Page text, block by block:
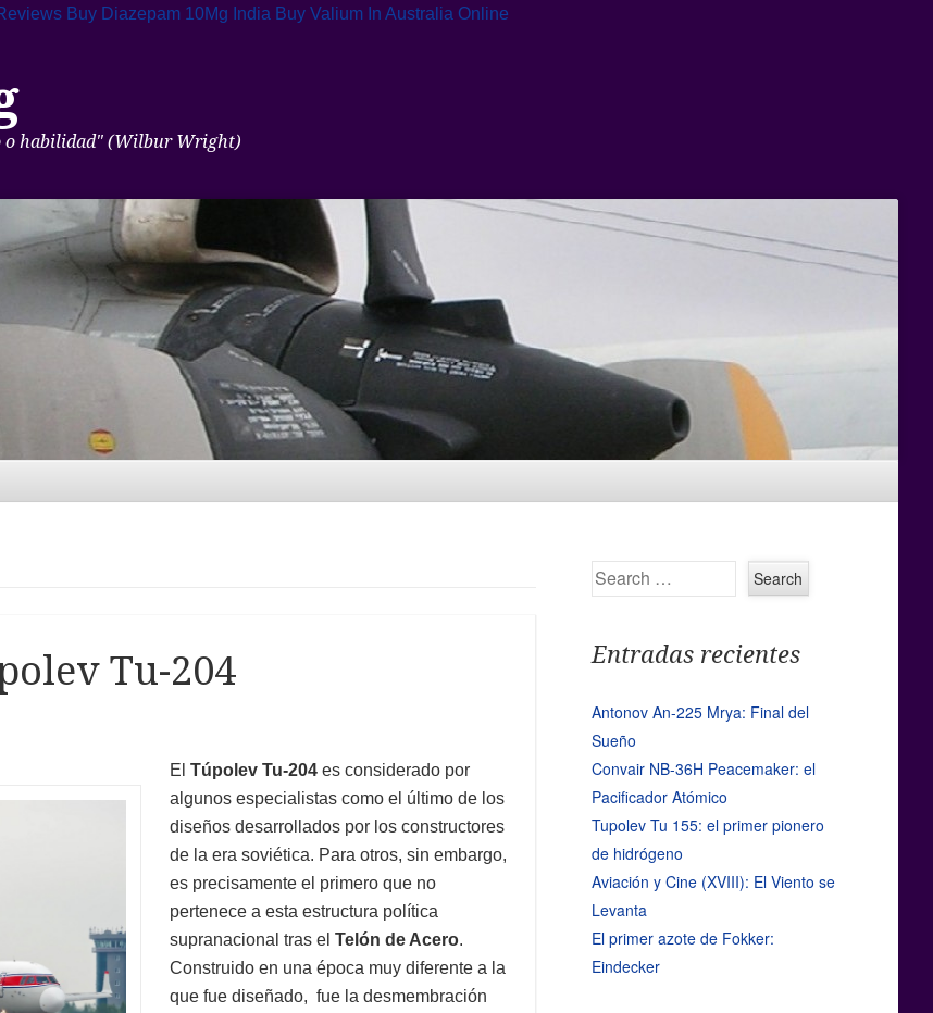
Buy Diazepam 10Mg India Buy Valium In Australia Online
o habilidad" (Wilbur Wright)
Tu-204
El Túpolev Tu-204es considerado por
algunos especialistas como el último de los
diseños desarrollados por los constructores
de la era soviética. Para otros, sin embargo,
es precisamente el primero que no
pertenece a esta estructura política
supranacional tras el Telón de Acero.
Construido en una época muy diferente a la
que fue diseñado, fue la desmembración
Search
Entradas recientes
Antonov An-225 Mrya: Final del
Sueño
Convair NB-36H Peacemaker: el
Pacificador Atómico
Tupolev Tu 155: el primer pionero
de hidrógeno
Aviación y Cine (XVIII): El Viento se
Levanta
El primer azote de Fokker:
Eindecker